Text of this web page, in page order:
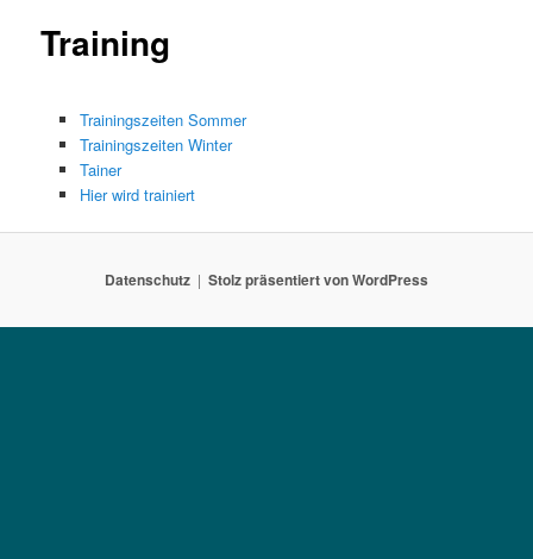
Training
Trainingszeiten Sommer
Trainingszeiten Winter
Tainer
Hier wird trainiert
Datenschutz Stolz präsentiert von WordPress